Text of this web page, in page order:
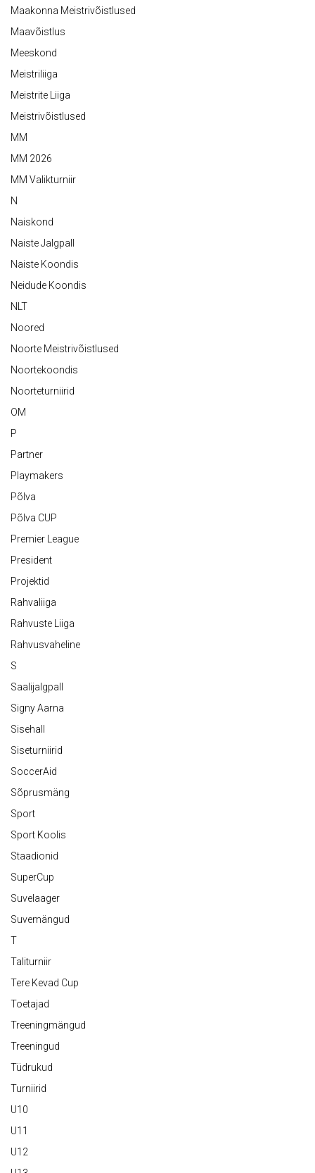
Maakonna Meistrivõistlused
Maavõistlus
Meeskond
Meistriliiga
Meistrite Liiga
Meistrivõistlused
MM
MM 2026
MM Valikturniir
N
Naiskond
Naiste Jalgpall
Naiste Koondis
Neidude Koondis
NLT
Noored
Noorte Meistrivõistlused
Noortekoondis
Noorteturniirid
OM
P
Partner
Playmakers
Põlva
Põlva CUP
Premier League
President
Projektid
Rahvaliiga
Rahvuste Liiga
Rahvusvaheline
S
Saalijalgpall
Signy Aarna
Sisehall
Siseturniirid
SoccerAid
Sõprusmäng
Sport
Sport Koolis
Staadionid
SuperCup
Suvelaager
Suvemängud
T
Taliturniir
Tere Kevad Cup
Toetajad
Treeningmängud
Treeningud
Tüdrukud
Turniirid
U10
U11
U12